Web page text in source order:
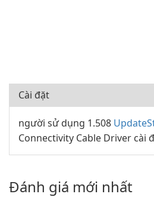
Cài đặt
người sử dụng 1.508
Connectivity Cable Driver cài
Đánh giá mới nhất